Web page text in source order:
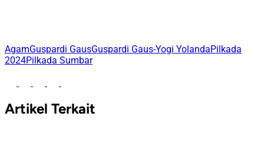
AgamGuspardi GausGuspardi Gaus-Yogi YolandaPilkada
2024Pilkada Sumbar
Artikel Terkait